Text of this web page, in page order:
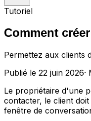
Tutoriel
Comment
Permettez aux clients
Publié le 22 juin 2026·
Le propriétaire d'une
contacter, le client
fenêtre de